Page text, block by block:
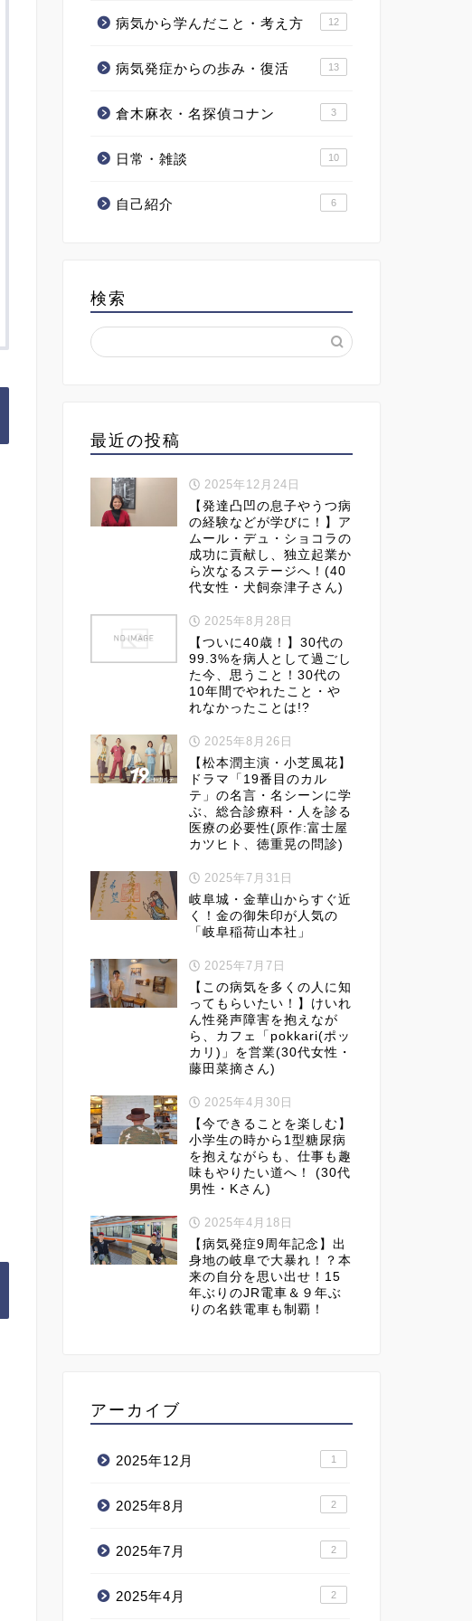
病気から学んだこと・考え方 12
病気発症からの歩み・復活 13
倉木麻衣・名探偵コナン 3
日常・雑談 10
自己紹介 6
検索
最近の投稿
2025年12月24日
【発達凸凹の息子やうつ病
の経験などが学びに！】ア
ムール・デュ・ショコラの
成功に貢献し、独立起業か
ら次なるステージへ！(40
代女性・犬飼奈津子さん)
2025年8月28日
【ついに40歳！】30代の
99.3%を病人として過ごし
た今、思うこと！30代の
10年間でやれたこと・や
れなかったことは!?
2025年8月26日
【松本潤主演・小芝風花】
ドラマ「19番目のカル
テ」の名言・名シーンに学
ぶ、総合診療科・人を診る
医療の必要性(原作:富士屋
カツヒト、徳重晃の問診)
2025年7月31日
岐阜城・金華山からすぐ近
く！金の御朱印が人気の
「岐阜稲荷山本社」
2025年7月7日
【この病気を多くの人に知
ってもらいたい！】けいれ
ん性発声障害を抱えなが
ら、カフェ「pokkari(ポッ
カリ)」を営業(30代女性・
藤田菜摘さん)
2025年4月30日
【今できることを楽しむ】
小学生の時から1型糖尿病
を抱えながらも、仕事も趣
味もやりたい道へ！ (30代
男性・Kさん)
2025年4月18日
【病気発症9周年記念】出
身地の岐阜で大暴れ！？本
来の自分を思い出せ！15
年ぶりのJR電車＆９年ぶ
りの名鉄電車も制覇！
アーカイブ
2025年12月 1
2025年8月 2
2025年7月 2
2025年4月 2